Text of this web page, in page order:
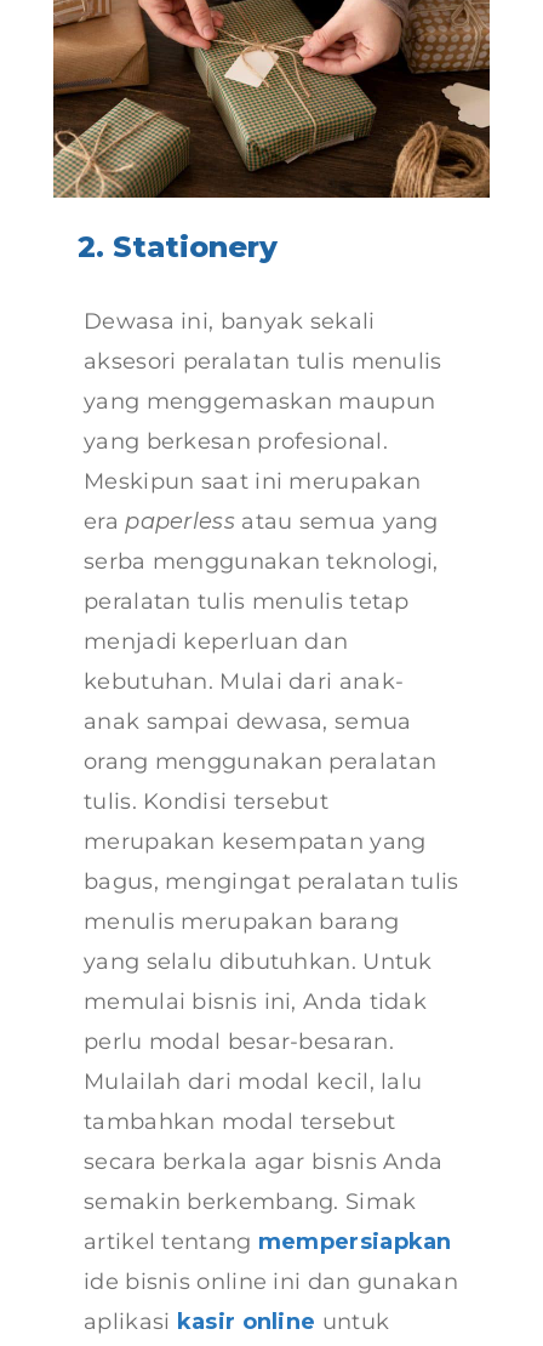
2. Stationery
Dewasa ini, banyak sekali
aksesori peralatan tulis menulis
yang menggemaskan maupun
yang berkesan profesional.
Meskipun saat ini merupakan
era paperlessatau semua yang
serba menggunakan teknologi,
peralatan tulis menulis tetap
menjadi keperluan dan
kebutuhan. Mulai dari anak-
anak sampai dewasa, semua
orang menggunakan peralatan
tulis. Kondisi tersebut
merupakan kesempatan yang
bagus, mengingat peralatan tulis
menulis merupakan barang
yang selalu dibutuhkan. Untuk
memulai bisnis ini, Anda tidak
perlu modal besar-besaran.
Mulailah dari modal kecil, lalu
tambahkan modal tersebut
secara berkala agar bisnis Anda
semakin berkembang. Simak
artikel tentang mempersiapkan
ide bisnis online ini dan gunakan
aplikasi kasir online untuk